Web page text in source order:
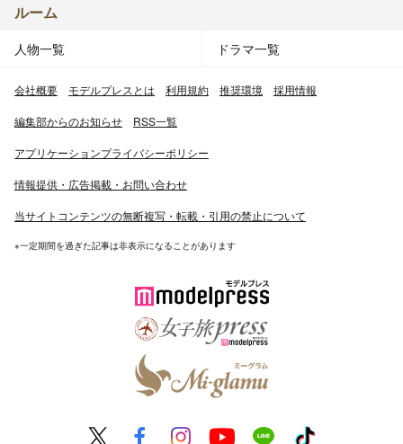
ルーム
人物一覧 ドラマ一覧
会社概要 モデルプレスとは 利用規約 推奨環境 採用情報
編集部からのお知らせ RSS一覧
アプリケーションプライバシーポリシー
情報提供・広告掲載・お問い合わせ
当サイトコンテンツの無断複写・転載・引用の禁止について
※一定期間を過ぎた記事は非表示になることがあります